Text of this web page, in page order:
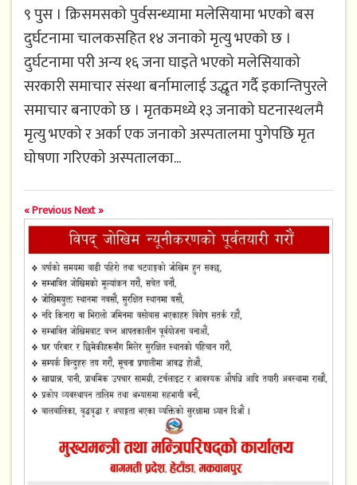
९ पुस । क्रिसमसको पुर्वसन्ध्यामा मलेसियामा भएको बस
दुर्घटनामा चालकसहित १४ जनाको मृत्यु भएको छ ।
दुर्घटनामा परी अन्य १६ जना घाइते भएको मलेसियाको
सरकारी समाचार संस्था बर्नामालाई उद्धृत गर्दै इकान्तिपुरले
समाचार बनाएको छ । मृतकमध्ये १३ जनाको घटनास्थलमै
मृत्यु भएको र अर्का एक जनाको अस्पतालमा पुगेपछि मृत
घोषणा गरिएको अस्पतालका...
« PreviousNext »